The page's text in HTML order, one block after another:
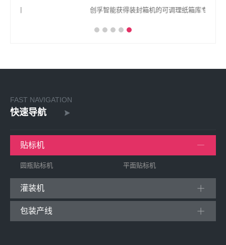
创孚智能获得装封箱机的可调理纸箱库专利进步出产功率
FAST NAVIGATION
快速导航
贴标机
圆瓶贴标机 平面贴标机
灌装机
包装产线